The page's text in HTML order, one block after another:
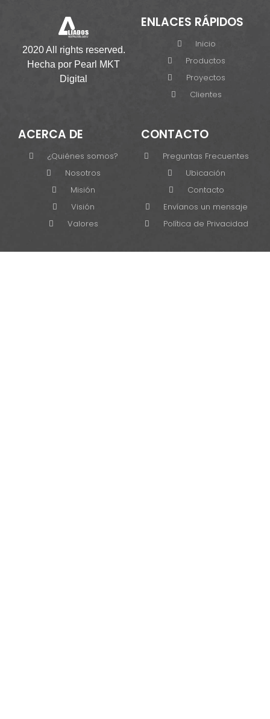
2020 All rights reserved.
Hecha por Pearl MKT
Digital
ENLACES RÁPIDOS
Inicio
Productos
Proyectos
Clientes
ACERCA DE
¿Quiénes somos?
Nosotros
Misión
Visión
Valores
CONTACTO
Preguntas Frecuentes
Ubicación
Contacto
Envíanos un mensaje
Política de Privacidad